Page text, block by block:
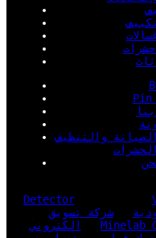
Pin
والتنظيف
Detector
شركة تسويق
الكتروني
Minelab